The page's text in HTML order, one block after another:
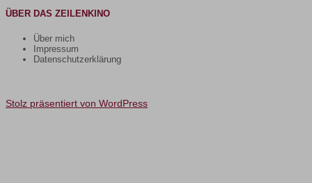
ÜBER DAS ZEILENKINO
Über mich
Impressum
Datenschutzerklärung
Stolz präsentiert von WordPress